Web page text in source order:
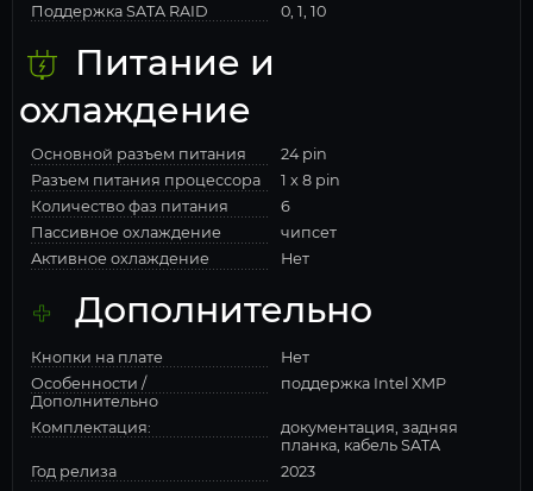
Поддержка SATA RAID
0, 1, 10
Питание и
охлаждение
Основной разъем питания
24 pin
Разъем питания процессора
1 x 8 pin
Количество фаз питания
6
Пассивное охлаждение
чипсет
Активное охлаждение
Нет
Дополнительно
Кнопки на плате
Нет
Особенности /
Дополнительно
поддержка Intel XMP
Комплектация:
документация, задняя
планка, кабель SATA
Год релиза
2023